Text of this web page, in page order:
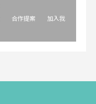
合作提案
加入我